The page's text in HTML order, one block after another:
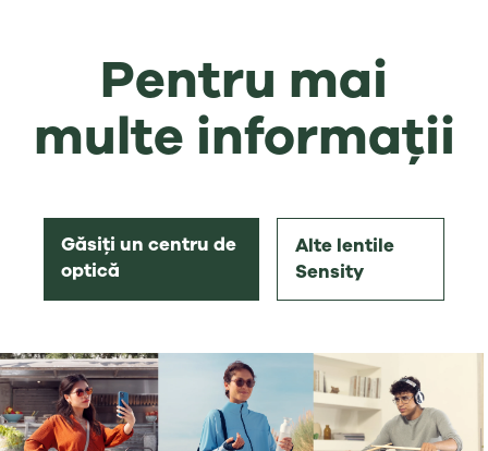
Pentru mai
multe informații
Găsiți un centru de
optică
Alte lentile
Sensity